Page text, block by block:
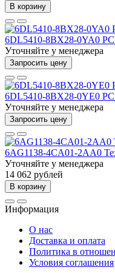
В корзину
6DL5410-8BX28-0YA0
Уточняйте у менеджера
Запросить цену
6DL5410-8BX28-0YE0
Уточняйте у менеджера
Запросить цену
6AG1138-4CA01-2AA0
Уточняйте у менеджера
14 062 рублей
В корзину
Информация
О нас
Доставка и оплата
Политика в
Условия соглашения